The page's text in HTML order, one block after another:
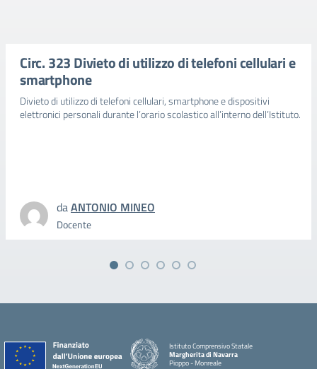
Circ. 323 Divieto di utilizzo di telefoni cellulari e
smartphone
Divieto di utilizzo di telefoni cellulari, smartphone e dispositivi
elettronici personali durante l’orario scolastico all’interno dell’Istituto.
daANTONIO MINEO
Docente
Istituto Comprensivo Statale
Margherita di Navarra
Pioppo - Monreale